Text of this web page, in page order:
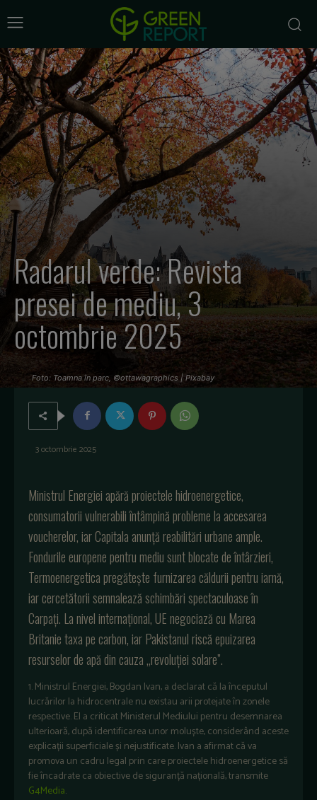
Radarul verde: Revista
presei de mediu, 3
octombrie 2025
Foto: Toamna în parc, ©ottawagraphics | Pixabay
3 octombrie 2025
Ministrul Energiei apărăproiectelehidroenergetice,
consumatoriivulnerabiliîntâmpinăproblemela accesarea
voucherelor,iarCapitala anunțăreabilităriurbane ample.
Fondurileeuropenepentrumediusuntblocatedeîntârzieri,
Termoenergeticapregătește furnizareacălduriipentruiarnă,
iarcercetătoriisemnaleazăschimbărispectaculoaseîn
Carpați. Lanivelinternațional, UEnegociazăcu Marea
Britanie taxapecarbon,iarPakistanulriscăepuizarea
resurselorde apădincauza „revoluțieisolare”.
1. Ministrul Energiei, Bogdan Ivan, a declarat că la începutul
lucrărilor la hidrocentrale nu existau arii protejate în zonele
respective. El a criticat Ministerul Mediului pentru desemnarea
ulterioară, după identificarea unor moluște, considerând aceste
explicații superficiale și nejustificate. Ivan a afirmat că va
promova un cadru legal prin care proiectele hidroenergetice să
fie încadrate ca obiective de siguranță națională, transmite
G4Media.